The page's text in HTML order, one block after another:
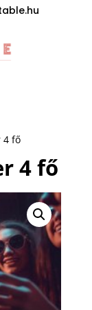
4 fő
4 fő